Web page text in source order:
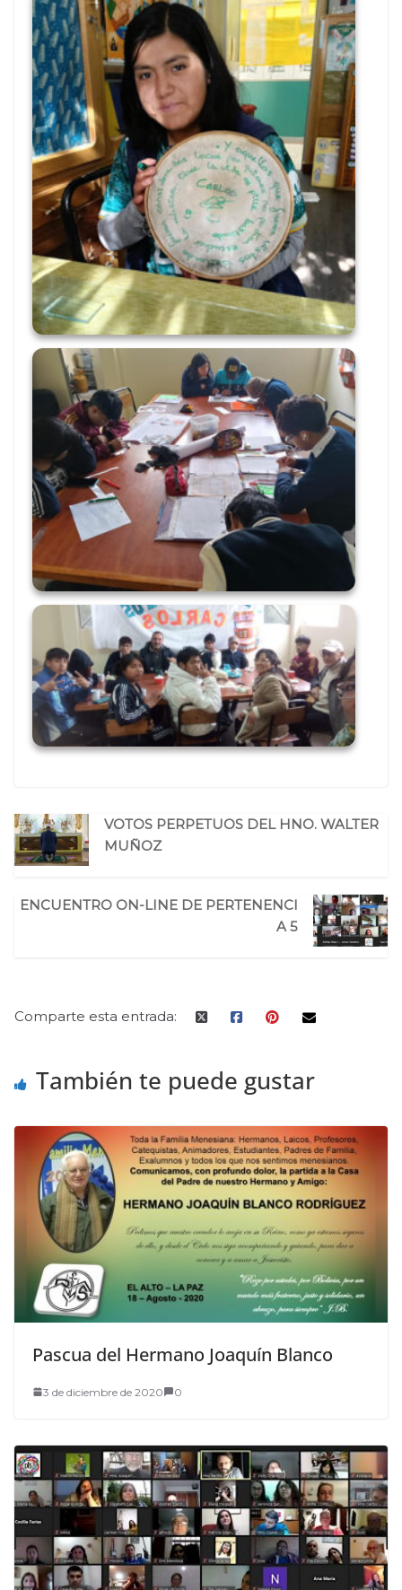
VOTOS PERPETUOS DEL HNO. WALTER
MUÑOZ
ENCUENTRO ON-LINE DE PERTENENCI
A 5
Comparte esta entrada:
También te puede gustar
Pascua del Hermano Joaquín Blanco
3 de diciembre de 2020 0